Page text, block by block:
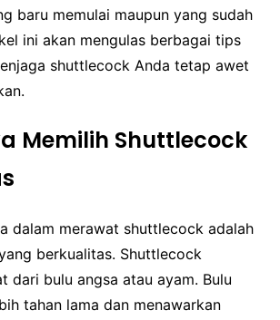
baru memulai maupun yang sudah
ini akan mengulas berbagai tips
shuttlecock Anda tetap awet
Memilih Shuttlecock
dalam merawat shuttlecock adalah
berkualitas. Shuttlecock
dari bulu angsa atau ayam. Bulu
tahan lama dan menawarkan